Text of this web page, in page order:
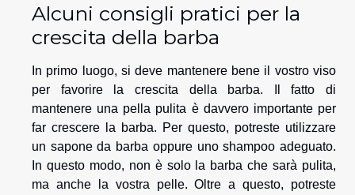
Alcuni consigli pratici per la
crescita della barba
In primo luogo, si deve mantenere bene il vostro viso
per favorire la crescita della barba. Il fatto di
mantenere una pella pulita è davvero importante per
far crescere la barba. Per questo, potreste utilizzare
un sapone da barba oppure uno shampoo adeguato.
In questo modo, non è solo la barba che sarà pulita,
ma anche la vostra pelle. Oltre a questo, potreste